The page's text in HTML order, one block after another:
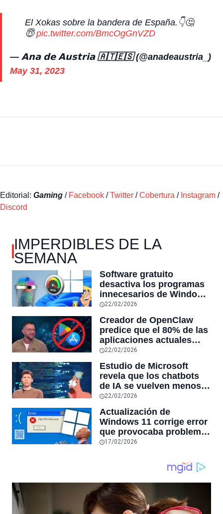
El Xokas sobre la bandera de España.👇🤔
😇pic.twitter.com/BmcOgGnVZD
— 𝗔𝗻𝗮 𝗱𝗲 𝗔𝘂𝘀𝘁𝗿𝗶𝗮 🇦🇹🇪🇸 (@anadeaustria_)
May 31, 2023
Editorial: Gaming / Facebook /Twitter /Cobertura / Instagram /
Discord
IMPERDIBLES DE LA
SEMANA
Software gratuito
desactiva los programas
innecesarios de Windows
11 y optimiza el PC,
reduciendo el uso de la
RAM y mucho más
22/02/2026
Creador de OpenClaw
predice que el 80% de las
aplicaciones actuales
desaparecerán en el
futuro: “Solo sobrevivirán
las aplicaciones con
sensores únicos o
conexiones especiales a
hardware
22/02/2026
Estudio de Microsoft
revela que los chatbots
de IA se vuelven menos
confiables mientras más
tiempo hablas con ellos:
la falta de confiabilidad
sube un 112%
22/02/2026
Actualización de
Windows 11 corrige error
que provocaba problemas
al jugar en PC: los
producían desde 2023
17/02/2026